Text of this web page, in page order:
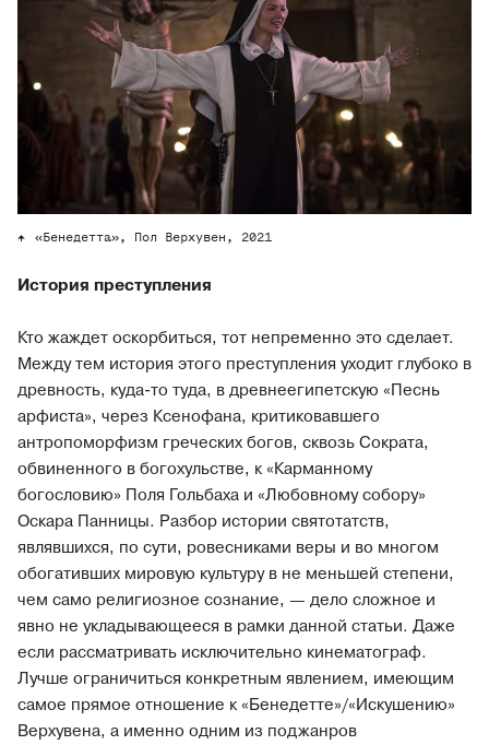
«Бенедетта», Пол Верхувен, 2021
История преступления
Кто жаждет оскорбиться, тот непременно это сделает.
Между тем история этого преступления уходит глубоко в
древность, куда-то туда, в древнеегипетскую «Песнь
арфиста», через Ксенофана, критиковавшего
антропоморфизм греческих богов, сквозь Сократа,
обвиненного в богохульстве, к «Карманному
богословию» Поля Гольбаха и «Любовному собору»
Оскара Панницы. Разбор истории святотатств,
являвшихся, по сути, ровесниками веры и во многом
обогативших мировую культуру в не меньшей степени,
чем само религиозное сознание, — дело сложное и
явно не укладывающееся в рамки данной статьи. Даже
если рассматривать исключительно кинематограф.
Лучше ограничиться конкретным явлением, имеющим
самое прямое отношение к «Бенедетте»/«Искушению»
Верхувена, а именно одним из поджанров